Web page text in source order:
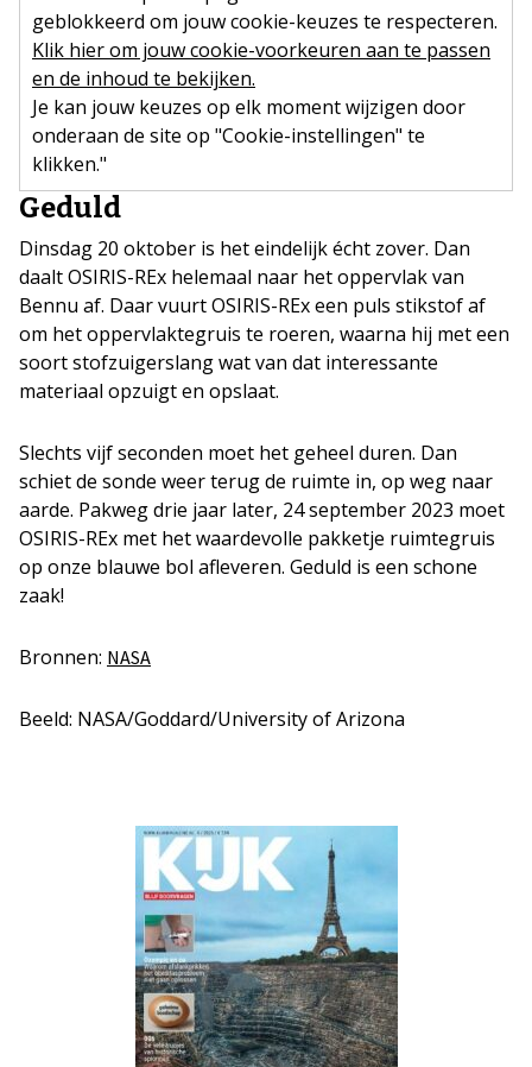
geblokkeerd om jouw cookie-keuzes te respecteren.
Klik hier om jouw cookie-voorkeuren aan te passen
en de inhoud te bekijken.
Je kan jouw keuzes op elk moment wijzigen door
onderaan de site op "Cookie-instellingen" te
klikken."
Geduld
Dinsdag 20 oktober is het eindelijk écht zover. Dan
daalt OSIRIS-REx helemaal naar het oppervlak van
Bennu af. Daar vuurt OSIRIS-REx een puls stikstof af
om het oppervlaktegruis te roeren, waarna hij met een
soort stofzuigerslang wat van dat interessante
materiaal opzuigt en opslaat.
Slechts vijf seconden moet het geheel duren. Dan
schiet de sonde weer terug de ruimte in, op weg naar
aarde. Pakweg drie jaar later, 24 september 2023 moet
OSIRIS-REx met het waardevolle pakketje ruimtegruis
op onze blauwe bol afleveren. Geduld is een schone
zaak!
Bronnen: NASA
Beeld: NASA/Goddard/University of Arizona